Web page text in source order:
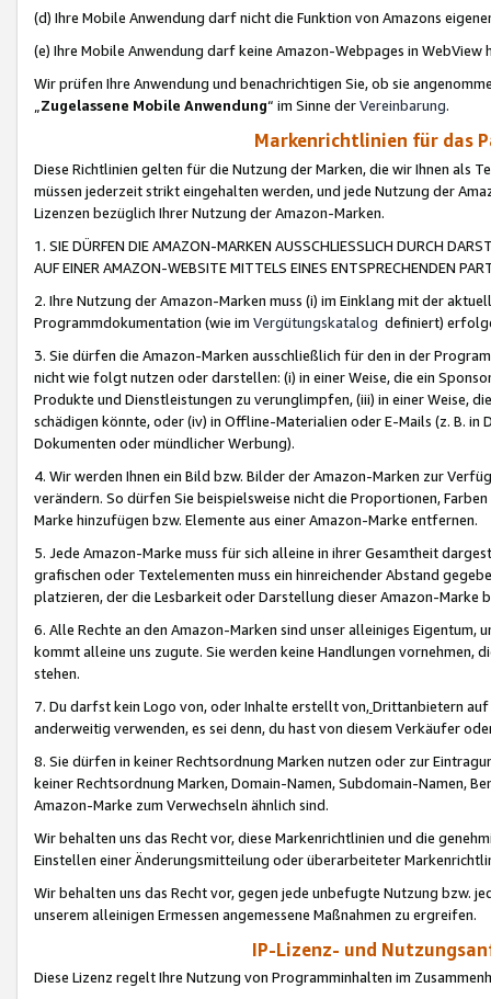
(d) Ihre Mobile Anwendung darf nicht die Funktion von Amazons
(e) Ihre Mobile Anwendung darf keine Amazon-Webpages in WebView
Wir prüfen Ihre Anwendung und benachrichtigen Sie, ob sie
„Zugelassene Mobile Anwendung“ im Sinne derVereinbarung.
Markenrichtlinien für das
Diese Richtlinien gelten für die Nutzung der Marken, die wir Ihnen als
müssen jederzeit strikt eingehalten werden, und jede Nutzung der
Lizenzen bezüglich Ihrer Nutzung der Amazon-Marken.
1. SIE DÜRFEN DIE AMAZON-MARKEN AUSSCHLIESSLICH DURCH
AUF EINER AMAZON-WEBSITE MITTELS EINES ENTSPRECHENDEN
2. Ihre Nutzung der Amazon-Marken muss (i) im Einklang mit der
Programmdokumentation (wie im Vergütungskatalog definiert)
3. Sie dürfen die Amazon-Marken ausschließlich für den in der
nicht wie folgt nutzen oder darstellen: (i) in einer Weise, die ein
Produkte und Dienstleistungen zu verunglimpfen, (iii) in einer Weise,
schädigen könnte, oder (iv) in Offline-Materialien oder E-Mails (z. B. in
Dokumenten oder mündlicher Werbung).
4. Wir werden Ihnen ein Bild bzw. Bilder der Amazon-Marken zur
verändern. So dürfen Sie beispielsweise nicht die Proportionen,
Marke hinzufügen bzw. Elemente aus einer Amazon-Marke entfernen.
5. Jede Amazon-Marke muss für sich alleine in ihrer Gesamtheit
grafischen oder Textelementen muss ein hinreichender Abstand
platzieren, der die Lesbarkeit oder Darstellung dieser Amazon-Marke
6. Alle Rechte an den Amazon-Marken sind unser alleiniges
kommt alleine uns zugute. Sie werden keine Handlungen vornehmen,
stehen.
7. Du darfst kein Logo von, oder Inhalte erstellt von,Drittanbietern auf
anderweitig verwenden, es sei denn, du hast von diesem Verkäufer
8. Sie dürfen in keiner Rechtsordnung Marken nutzen oder zur
keiner Rechtsordnung Marken, Domain-Namen, Subdomain-Namen,
Amazon-Marke zum Verwechseln ähnlich sind.
Wir behalten uns das Recht vor, diese Markenrichtlinien und die
Einstellen einer Änderungsmitteilung oder überarbeiteter
Wir behalten uns das Recht vor, gegen jede unbefugte Nutzung bzw.
unserem alleinigen Ermessen angemessene Maßnahmen zu ergreifen.
IP-Lizenz- und
Diese Lizenz regelt Ihre Nutzung von Programminhalten im